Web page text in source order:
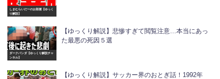
しまむらいだーのお部屋【ゆっく
り解説】
ダークパンダ【ゆっくり解説チャ
ンネル】
【ゆっくり解説】悲惨すぎて閲覧注意…本当にあっ
た最悪の死因５選
【ゆっくり解説】サッカー界のおとぎ話！1992年